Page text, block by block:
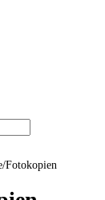
Fotokopien